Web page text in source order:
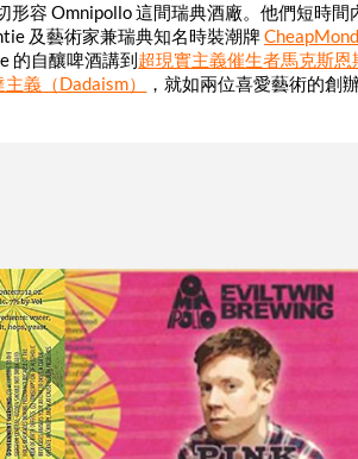
容 Omnipollo 這間瑞典酒廠。他們短時間
及藝術家兼瑞典知名時裝潮牌
的自釀啤酒講到超現實主義催生者馬克斯恩
義（Dadaism） ，就如兩位喜愛藝術的創